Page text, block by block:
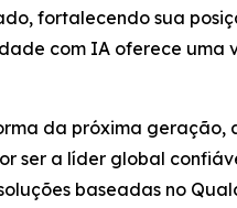
fortalecendo sua
com IA oferece
da próxima geração,
ser a líder global
baseadas no